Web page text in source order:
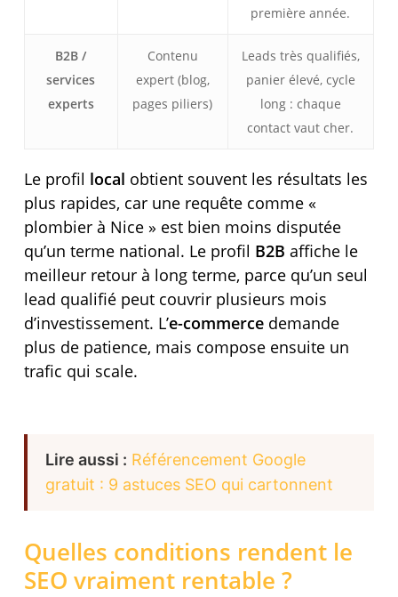
première année.
B2B /
services
experts
Contenu
expert (blog,
pages piliers)
Leads très qualifiés,
panier élevé, cycle
long : chaque
contact vaut cher.
Le profil local obtient souvent les résultats les
plus rapides, car une requête comme «
plombier à Nice » est bien moins disputée
qu’un terme national. Le profil B2B affiche le
meilleur retour à long terme, parce qu’un seul
lead qualifié peut couvrir plusieurs mois
d’investissement. L’e-commercedemande
plus de patience, mais compose ensuite un
trafic qui scale.
Lire aussi : Référencement Google
gratuit : 9 astuces SEO qui cartonnent
Quelles conditions rendent le
SEO vraiment rentable ?